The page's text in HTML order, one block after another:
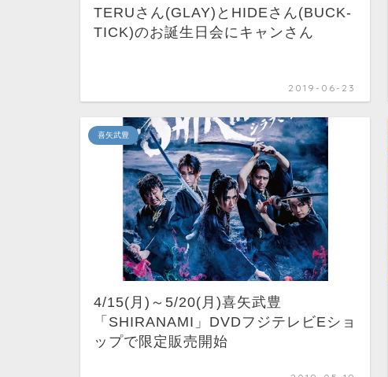
TERUさん(GLAY)とHIDEさん(BUCK-
TICK)のお誕生日会にキャンさん
2019-06-23
喜矢武豊
4/15(月)～5/20(月)喜矢武豊
「SHIRANAMI」DVDフジテレビEショ
ップで限定販売開始